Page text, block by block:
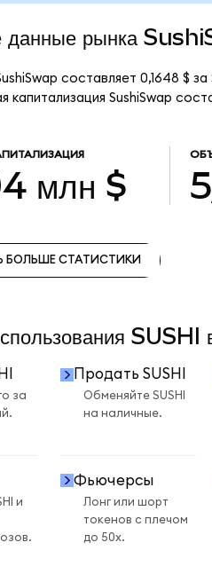
данные рынка
составляет 0,1648 $
капитализация SushiSwap
млн $
БОЛЬШЕ СТАТИСТИКИ
за
Продать SUSHI
Обменяйте SUSHI
на наличные.
и
Фьючерсы
Лонг или шорт
токенов с плечом
до 50x.